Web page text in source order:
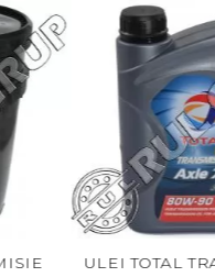
ULEI TOTAL TRANSMISIE